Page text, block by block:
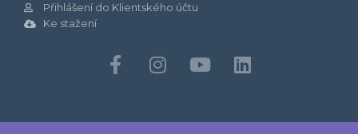
Přihlášení do Klientského účtu
Ke stažení